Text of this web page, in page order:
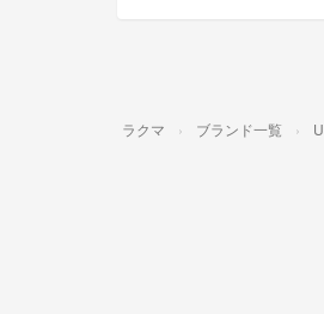
ラクマ ブランド一覧